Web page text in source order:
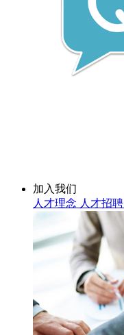
加入我们
人才理念 人才招聘